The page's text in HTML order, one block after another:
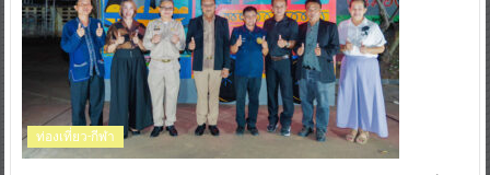
ท่องเที่ยว-กีฬา